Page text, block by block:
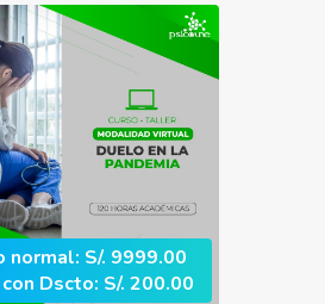
normal: S/. 9999.00
Dscto: S/. 200.00